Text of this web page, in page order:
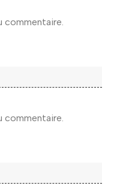
commentaire.
commentaire.